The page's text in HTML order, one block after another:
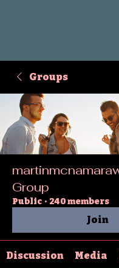
Groups
Group
Public · 240 members
Join
Discussion Media